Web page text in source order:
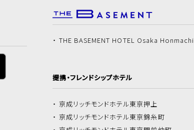
THE BASEMENT HOTEL Osaka Honmachi
提携・フレンドシップホテル
京成リッチモンドホテル東京押上
京成リッチモンドホテル東京錦糸町